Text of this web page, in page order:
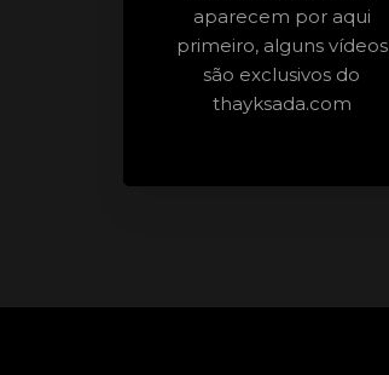
aparecem por aqui
primeiro, alguns vídeos
são exclusivos do
thayksada.com